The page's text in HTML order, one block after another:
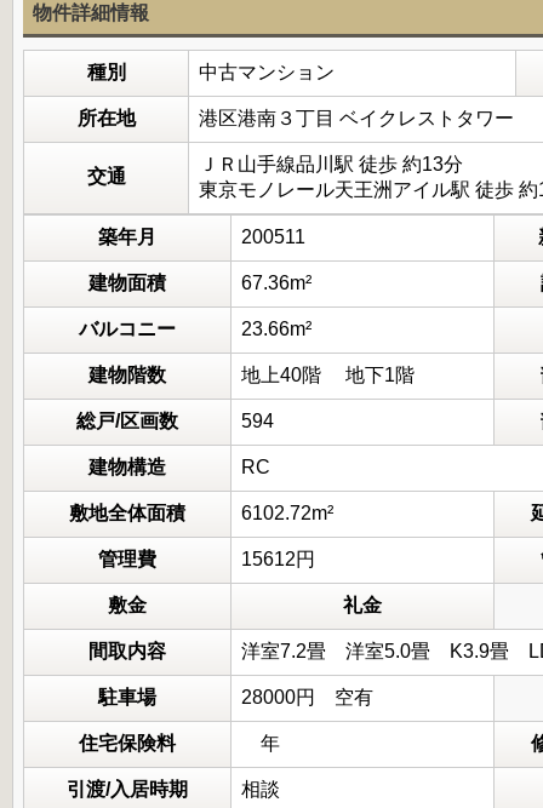
物件詳細情報
種別 中古マンション
所在地 港区港南３丁目 ベイクレストタワー
交通
ＪＲ山手線品川駅 徒歩 約13分
東京モノレール天王洲アイル駅 徒歩 約
築年月 200511
建物面積 67.36m²
バルコニー 23.66m²
建物階数 地上40階 地下1階
総戸/区画数 594
建物構造 RC
敷地全体面積 6102.72m²
管理費 15612円
敷金 礼金
間取内容 洋室7.2畳 洋室5.0畳
駐車場 28000円 空有
住宅保険料 年
引渡/入居時期 相談